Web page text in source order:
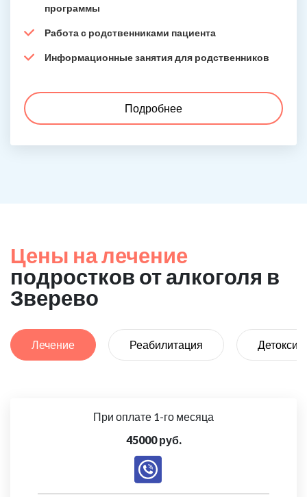
программы
Работа с родственниками пациента
Информационные занятия для родственников
Подробнее
Цены на лечение
подростков от алкоголя в
Зверево
Лечение Реабилитация
При оплате 1-го месяца
45000 руб.